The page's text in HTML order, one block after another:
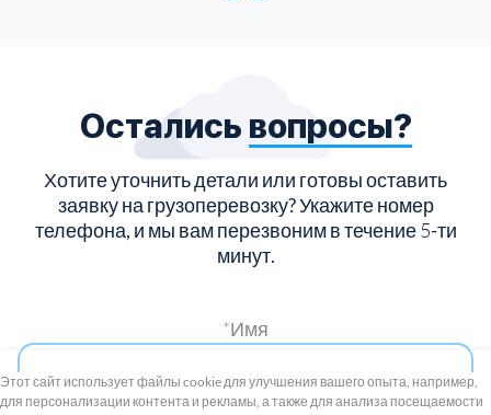
+7 (495) 739-8-12
8 (800) 100-33-300
Остались вопросы?
Хотите уточнить детали или готовы оставить
заявку на грузоперевозку?Укажите номер
телефона, и мы вам перезвоним в течение5-ти
минут.
*Имя
*Телефон
Этот сайт использует файлы cookie для улучшения вашего опыта, например,
для персонализации контента и рекламы, а также для анализа посещаемости